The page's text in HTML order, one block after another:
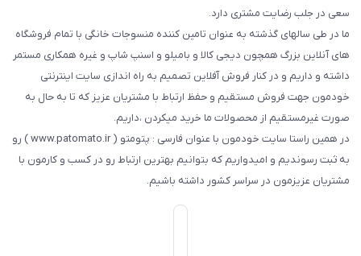
سعی در جلب رضایت مشتری دارد.
ما در طی سالهای گذشته به عنوان تامین کننده منسوجات خانگی با تمام فروشگاه
های آنلاین بزرگ همچون دیجی کالا و بامیلو و اسنپ شاپ و غیره همکاری مستمر
داشته و داریم و در کنار فروش آفلاین تصمیم به راه اندازی سایت اینترنتی
خودمون جهت فروش مستقیم و حفظ ارتباط با مشتریان عزیز که تا به حال به
صورت غیرمستقیم از محصولات ما خرید میکردن ،داریم.
در همین راستا سایت خودمون با عنوان فارسی : پتومتو ( www.patomato.ir ) رو
به ثبت رسوندیم و امیدواریم که بتوانیم بهترین ارتباط رو در کسب و کارمون با
مشتریان عزیزمون در سراسر کشور داشته باشیم.